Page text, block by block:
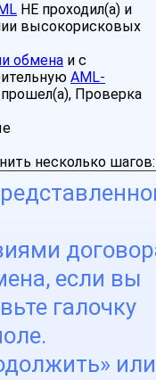
НЕ проходил(а) и
высокорисковых
обмена и с
AML-
прошел(а), Проверка
несколько шагов:
если вы
галочку
или